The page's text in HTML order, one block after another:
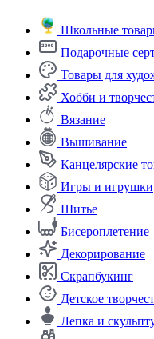
Школьные
Подарочные
Товары для
Хобби и
Вязание
Вышивание
Канцелярские
Игры и игрушки
Шитье
Бисероплетение
Декорирование
Скрапбукинг
Детское
Лепка и